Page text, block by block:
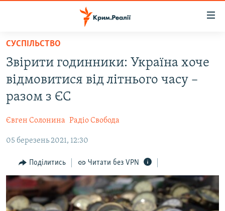
Перейти
основного
матеріалу
до
основної
Перейти
пошуку
ВОДА.КРИМ
ВІДЕО ТА ФОТО
БЛОГИ
ПОГЛЯД
ІНТЕРВ'Ю
ВСЕ ЗА ДЕНЬ
СПЕЦПРОЕКТИ
СУСПІЛЬСТВО
Звірити годинники: Україна хоче
відмовитися від літнього часу –
разом з ЄС
Євген Солонина Радіо Свобода
05 березень 2021, 12:30
Поділитись Читати без VPN